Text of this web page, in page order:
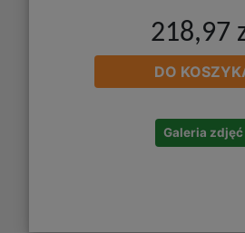
218,97
DO
Galeria zdjęć